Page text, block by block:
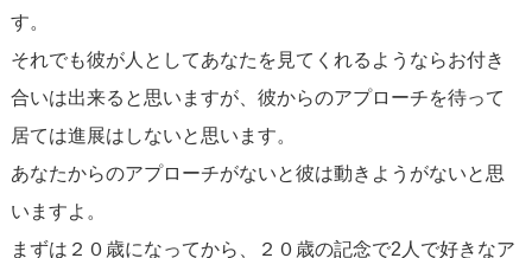
す。
それでも彼が人としてあなたを見てくれるようならお付き
合いは出来ると思いますが、彼からのアプローチを待って
居ては進展はしないと思います。
あなたからのアプローチがないと彼は動きようがないと思
いますよ。
まずは２０歳になってから、２０歳の記念で2人で好きなア